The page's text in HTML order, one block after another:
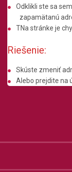
Odklikli ste sa
zapamätanú
TNa stránke je
Riešenie:
Skúste zmeniť
Alebo prejdite na